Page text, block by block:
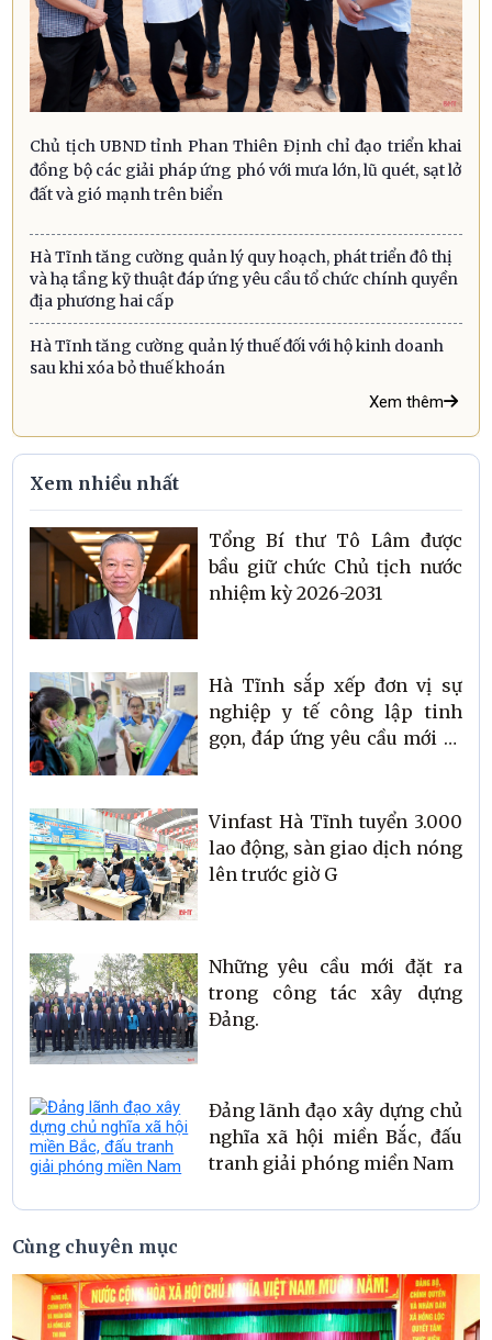
Chủ tịch UBND tỉnh Phan Thiên Định chỉ đạo triển khai
đồng bộ các giải pháp ứng phó với mưa lớn, lũ quét, sạt lở
đất và gió mạnh trên biển
Hà Tĩnh tăng cường quản lý quy hoạch, phát triển đô thị
và hạ tầng kỹ thuật đáp ứng yêu cầu tổ chức chính quyền
địa phương hai cấp
Hà Tĩnh tăng cường quản lý thuế đối với hộ kinh doanh
sau khi xóa bỏ thuế khoán
Xem thêm
Xem nhiều nhất
Tổng Bí thư Tô Lâm được
bầu giữ chức Chủ tịch nước
nhiệm kỳ 2026-2031
Hà Tĩnh sắp xếp đơn vị sự
nghiệp y tế công lập tinh
gọn, đáp ứng yêu cầu mới về
Vinfast Hà Tĩnh tuyển 3.000
lao động, sàn giao dịch nóng
lên trước giờ G
Những yêu cầu mới đặt ra
trong công tác xây dựng
Đảng.
Đảng lãnh đạo xây dựng chủ
nghĩa xã hội miền Bắc, đấu
tranh giải phóng miền Nam
Cùng chuyên mục